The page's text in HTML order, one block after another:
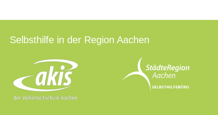
Selbsthilfe in der Region Aachen